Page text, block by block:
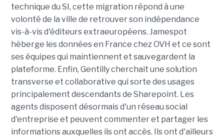
technique du SI, cette migration répond à une
volonté de la ville de retrouver son indépendance
vis-à-vis d'éditeurs extraeuropéens. Jamespot
héberge les données en France chez OVH et ce sont
ses équipes qui maintiennent et sauvegardent la
plateforme. Enfin, Gentilly cherchait une solution
transverse et collaborative qui sorte des usages
principalement descendants de Sharepoint. Les
agents disposent désormais d'un réseau social
d'entreprise et peuvent commenter et partager les
informations auxquelles ils ont accès. Ils ont d'ailleurs